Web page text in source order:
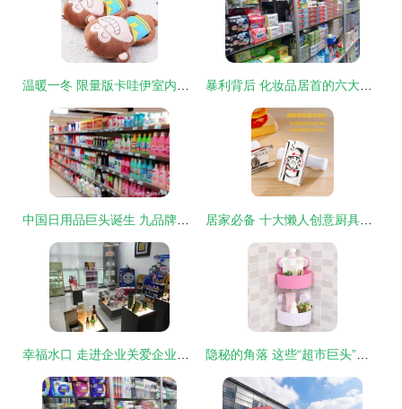
温暖一冬 限量版卡哇伊室内拖鞋的魅力 暴利背后 化妆品居首的六大行业深度解析
中国日用品巨头诞生 九品牌矩阵与行业第一的多面手 居家必备 十大懒人创意厨具，让下厨轻松又美味
幸福水口 走进企业关爱企业系列活动正式启动 ——日用百货专场传递温情与关怀 隐秘的角落 这些“超市巨头”都眼红的超便宜厨房神器